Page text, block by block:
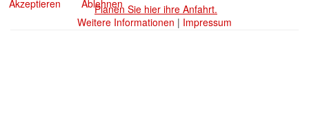
Planen Sie hier ihre Anfahrt.
Akzeptieren
Ablehnen
Weitere Informationen | Impressum